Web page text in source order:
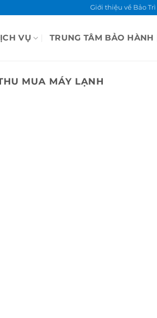
Giới thiệu về Bảo
VỤ TRUNG TÂM BẢO HÀNH
MUA MÁY LẠNH